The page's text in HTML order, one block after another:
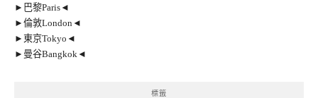
►巴黎Paris◄
►倫敦London◄
►東京Tokyo◄
►曼谷Bangkok◄
標籤